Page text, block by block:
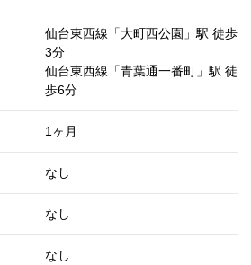
現地周辺 (ラウンジ)
仙台東西線「大町西公園」駅 徒歩
3分
仙台東西線「青葉通一番町」駅 徒
歩6分
1ヶ月
なし
なし
なし